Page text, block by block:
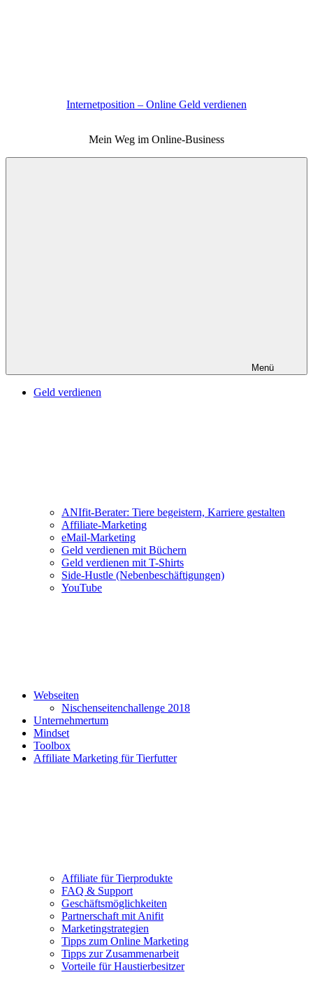
Internetposition – Online Geld verdienen
Mein Weg im Online-Business
Menü
Geld verdienen
ANIfit-Berater: Tiere begeistern, Karriere gestalten
Affiliate-Marketing
eMail-Marketing
Geld verdienen mit Büchern
Geld verdienen mit T-Shirts
Side-Hustle (Nebenbeschäftigungen)
YouTube
Webseiten
Nischenseitenchallenge 2018
Unternehmertum
Mindset
Toolbox
Affiliate Marketing für Tierfutter
Affiliate für Tierprodukte
FAQ & Support
Geschäftsmöglichkeiten
Partnerschaft mit Anifit
Marketingstrategien
Tipps zum Online Marketing
Tipps zur Zusammenarbeit
Vorteile für Haustierbesitzer